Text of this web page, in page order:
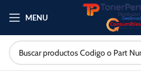
MENU